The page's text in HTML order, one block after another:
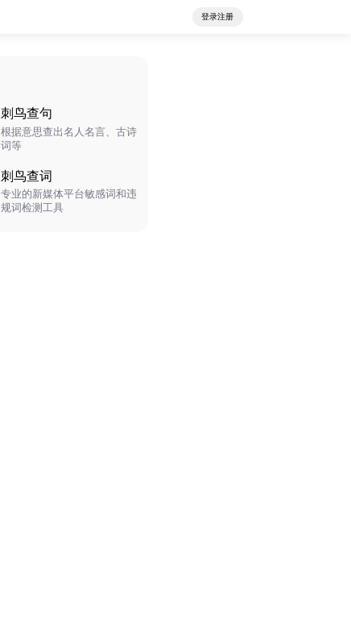
登录注册
刺鸟查句
根据意思查出名人名言、古诗
词等
刺鸟查词
专业的新媒体平台敏感词和违
规词检测工具